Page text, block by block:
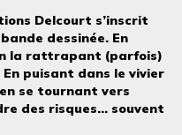
Delcourt s’inscrit
dessinée. En
la rattrapant (parfois)
puisant dans le vivier
se tournant vers
des risques… souvent